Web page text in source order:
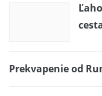
Prekvapenie od